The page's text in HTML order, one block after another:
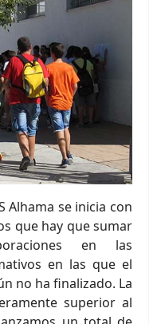
Alhama se inicia con
que hay que sumar
en las
en las que el
no ha finalizado. La
superior al